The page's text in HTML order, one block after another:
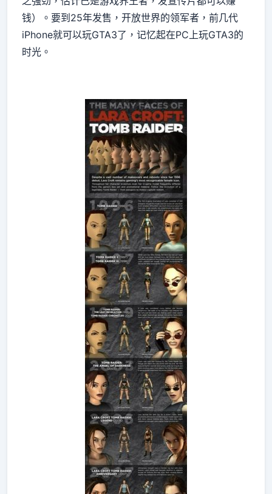
钱）。要到25年发售，开放世界的领军者，前几代
iPhone就可以玩GTA3了，记忆起在PC上玩GTA3的
时光。